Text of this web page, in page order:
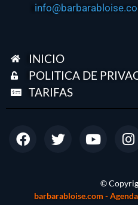
INICIO
POLITICA DE
TARIFAS
©
barbarabloise.com -